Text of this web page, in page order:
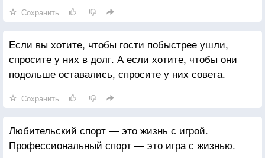
Сохранить
Если вы хотите, чтобы гости побыстрее ушли,
спросите у них в долг. А если хотите, чтобы они
подольше оставались, спросите у них совета.
Сохранить
Любительский спорт — это жизнь с игрой.
Профессиональный спорт — это игра с жизнью.